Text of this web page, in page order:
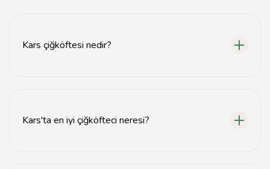
Kars çiğköftesi nedir?
Kars'ta en iyi çiğköfteci neresi?